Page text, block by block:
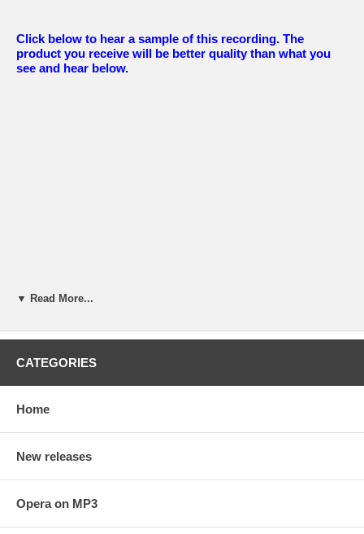
Click below to hear a sample of this recording. The
product you receive will be better quality than what you
see and hear below.
▼ Read More...
CATEGORIES
Home
New releases
Opera on MP3